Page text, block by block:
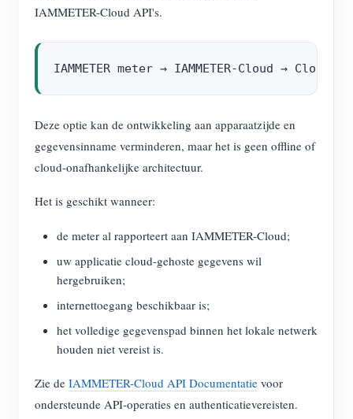
IAMMETER-Cloud API's.
Deze optie kan de ontwikkeling aan apparaatzijde en
gegevensinname verminderen, maar het is geen offline of
cloud-onafhankelijke architectuur.
Het is geschikt wanneer:
de meter al rapporteert aan IAMMETER-Cloud;
uw applicatie cloud-gehoste gegevens wil
hergebruiken;
internettoegang beschikbaar is;
het volledige gegevenspad binnen het lokale netwerk
houden niet vereist is.
Zie de IAMMETER-Cloud API Documentatie voor
ondersteunde API-operaties en authenticatievereisten.